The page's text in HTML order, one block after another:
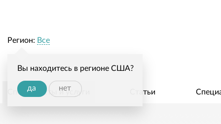
Регион: Все
Вы находитесь в регионе США?
да нет
Специалисты и услуги Статьи